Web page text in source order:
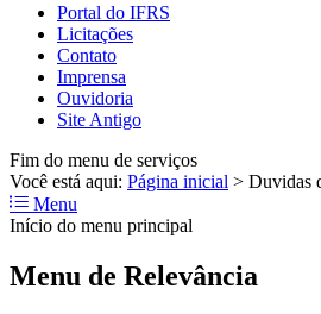
Portal do IFRS
Licitações
Contato
Imprensa
Ouvidoria
Site Antigo
Fim do menu de serviços
Você está aqui: Página inicial > Duvidas
Menu
Início do menu principal
Menu de Relevância